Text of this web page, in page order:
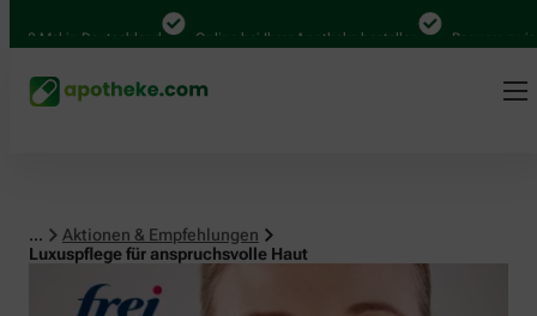
in Deutschland Online bei Ihrer Apotheke bestellen Bequem zwischen
...
Aktionen & Empfehlungen
Luxuspflege für anspruchsvolle Haut